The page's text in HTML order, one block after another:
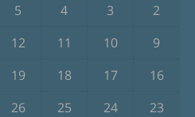
2
3
4
5
9
10
11
12
16
17
18
19
23
24
25
26